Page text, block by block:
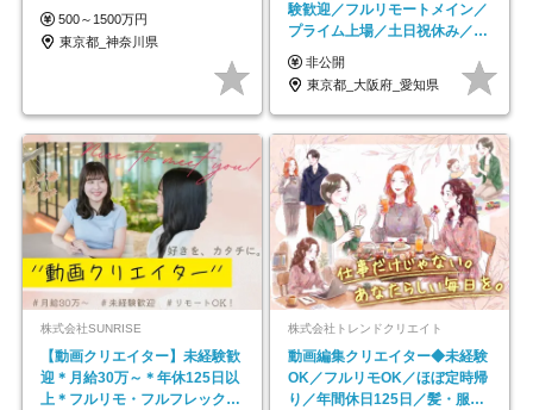
500～1500万円
東京都_神奈川県
験歓迎／フルリモートメイン／
プライム上場／土日祝休み／東
京・大阪・名古屋
非公開
東京都_大阪府_愛知県
株式会社SUNRISE
【動画クリエイター】未経験歓
迎＊月給30万～＊年休125日以
上＊フルリモ・フルフレックス
株式会社トレンドクリエイト
動画編集クリエイター◆未経験
OK／フルリモOK／ほぼ定時帰
り／年間休日125日／髪・服・